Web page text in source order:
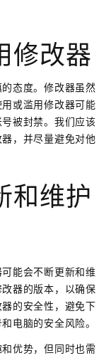
修改器
态度。修改器虽然
或滥用修改器可能
被封禁。我们应该
，并尽量避免对他
和维护
能会不断更新和维
器的版本，以确保
的安全性，避免下
电脑的安全风险。
优势，但同时也需